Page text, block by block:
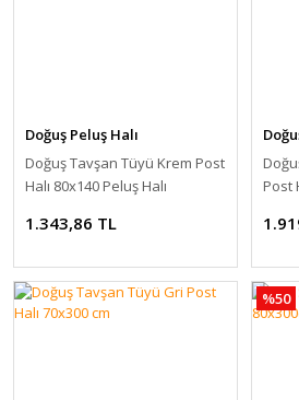
Doğuş Peluş Halı
Doğuş Tavşan Tüyü Krem Post
Halı 80x140 Peluş Halı
1.343,86 TL
Post
%50